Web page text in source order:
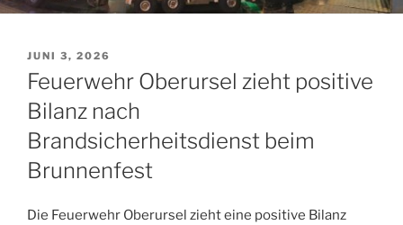
VERÖFFENTLICHT
AM
JUNI 3, 2026
Feuerwehr Oberursel zieht positive
Bilanz nach
Brandsicherheitsdienst beim
Brunnenfest
Die Feuerwehr Oberursel zieht eine positive Bilanz